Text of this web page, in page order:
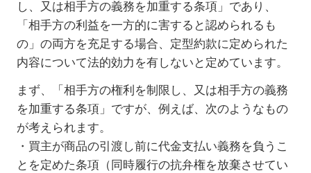
し、又は相手方の義務を加重する条項」であり、
「相手方の利益を一方的に害すると認められるも
の」の両方を充足する場合、定型約款に定められた
内容について法的効力を有しないと定めています。
まず、「相手方の権利を制限し、又は相手方の義務
を加重する条項」ですが、例えば、次のようなもの
が考えられます。
・買主が商品の引渡し前に代金支払い義務を負うこ
とを定めた条項（同時履行の抗弁権を放棄させてい